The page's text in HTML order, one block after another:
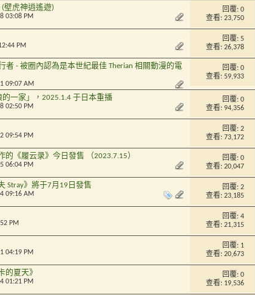
(壁虎神逍遙遊)
03:08 PM
回覆:0
查看: 23,750
PM
回覆:5
查看: 26,378
者 - 被圈內認為是本世紀最佳 Therian 相關動漫的電
09:07 AM
回覆:0
查看: 59,933
的一家」，2025.1.4 于日本重播
02:50 PM
回覆:0
查看: 94,356
09:54 PM
回覆:2
查看: 73,172
的《履云录》今日發售 （2023.7.15）
06:04 PM
回覆:0
查看: 20,047
Stray》將于7月19日發售
09:16 AM
回覆:2
查看: 23,185
PM
回覆:4
查看: 21,315
04:19 PM
回覆: 1
查看: 20,673
的夏天》
01:21 PM
回覆:0
查看: 19,536